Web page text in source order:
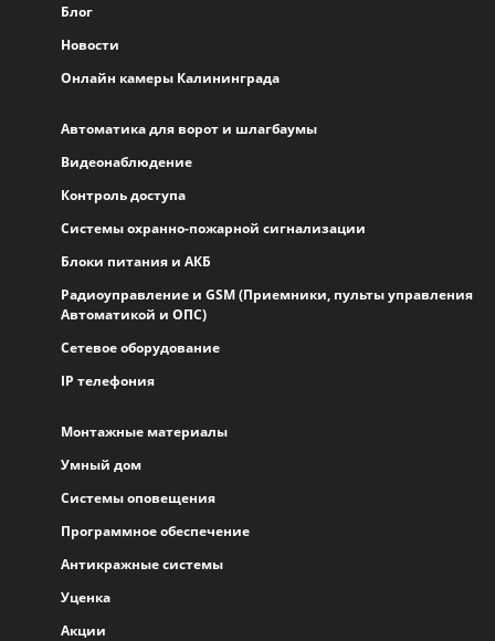
Блог
Новости
Онлайн камеры Калининграда
Автоматика для ворот и шлагбаумы
Видеонаблюдение
Контроль доступа
Системы охранно-пожарной сигнализации
Блоки питания и АКБ
Радиоуправление и GSM (Приемники, пульты управления
Автоматикой и ОПС)
Сетевое оборудование
IP телефония
Монтажные материалы
Умный дом
Системы оповещения
Программное обеспечение
Антикражные системы
Уценка
Акции